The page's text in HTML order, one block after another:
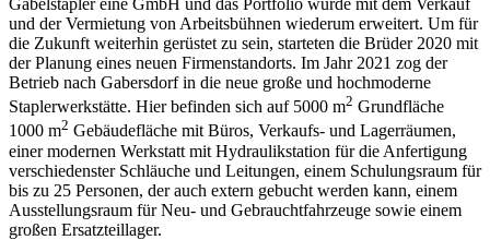
Gabelstapler eine GmbH und das Portfolio wurde mit dem Verkauf
und der Vermietung von Arbeitsbühnen wiederum erweitert. Um für
die Zukunft weiterhin gerüstet zu sein, starteten die Brüder 2020 mit
der Planung eines neuen Firmenstandorts. Im Jahr 2021 zog der
Betrieb nach Gabersdorf in die neue große und hochmoderne
Staplerwerkstätte. Hier befinden sich auf 5000 m2 Grundfläche
1000 m2 Gebäudefläche mit Büros, Verkaufs- und Lagerräumen,
einer modernen Werkstatt mit Hydraulikstation für die Anfertigung
verschiedenster Schläuche und Leitungen, einem Schulungsraum für
bis zu 25 Personen, der auch extern gebucht werden kann, einem
Ausstellungsraum für Neu- und Gebrauchtfahrzeuge sowie einem
großen Ersatzteillager.